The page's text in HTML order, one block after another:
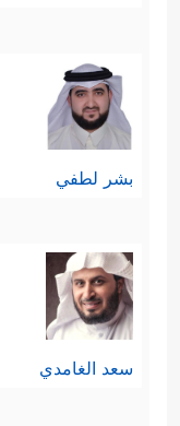
بشر لطفي
سعد الغامدي